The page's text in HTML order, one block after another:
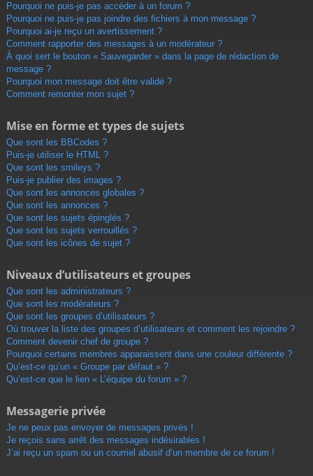
Pourquoi ne puis-je pas accéder à un forum ?
Pourquoi ne puis-je pas joindre des fichiers à mon message ?
Pourquoi ai-je reçu un avertissement ?
Comment rapporter des messages à un modérateur ?
À quoi sert le bouton « Sauvegarder » dans la page de rédaction de
message ?
Pourquoi mon message doit être validé ?
Comment remonter mon sujet ?
Mise en forme et types de sujets
Que sont les BBCodes ?
Puis-je utiliser le HTML ?
Que sont les smileys ?
Puis-je publier des images ?
Que sont les annonces globales ?
Que sont les annonces ?
Que sont les sujets épinglés ?
Que sont les sujets verrouillés ?
Que sont les icônes de sujet ?
Niveaux d’utilisateurs et groupes
Que sont les administrateurs ?
Que sont les modérateurs ?
Que sont les groupes d’utilisateurs ?
Où trouver la liste des groupes d’utilisateurs et comment les rejoindre ?
Comment devenir chef de groupe ?
Pourquoi certains membres apparaissent dans une couleur différente ?
Qu’est-ce qu’un « Groupe par défaut » ?
Qu’est-ce que le lien « L’équipe du forum » ?
Messagerie privée
Je ne peux pas envoyer de messages privés !
Je reçois sans arrêt des messages indésirables !
J’ai reçu un spam ou un courriel abusif d’un membre de ce forum !